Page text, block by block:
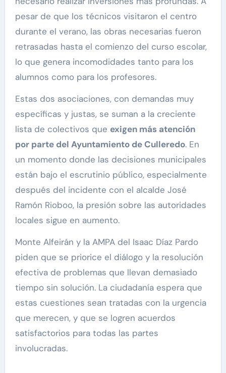
pesar de que los técnicos visitaron el centro
durante el verano, las obras necesarias fueron
retrasadas hasta el comienzo del curso escolar,
lo que genera incomodidades tanto para los
alumnos como para los profesores.
Estas dos asociaciones, con demandas muy
específicas y justas, se suman a la creciente
lista de colectivos que exigen más atención
por parte del Ayuntamiento de Culleredo. En
un momento donde las decisiones municipales
están bajo el escrutinio público, especialmente
después del incidente con el alcalde José
Ramón Rioboo, la presión sobre las autoridades
locales sigue en aumento.
Monte Alfeirán y la AMPA del Isaac Díaz Pardo
piden que se priorice el diálogo y la resolución
efectiva de problemas que llevan demasiado
tiempo sin solución. La ciudadanía espera que
estas cuestiones sean tratadas con la urgencia
que merecen, y que se logren acuerdos
satisfactorios para todas las partes
involucradas.